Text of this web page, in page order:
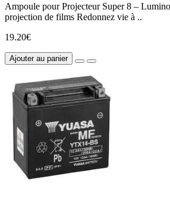
Ampoule pour Projecteur Super 8 –
projection de films Redonnez vie à ..
19.20€
Ajouter au panier